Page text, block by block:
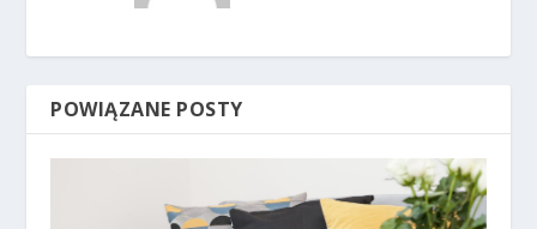
POWIĄZANE POSTY